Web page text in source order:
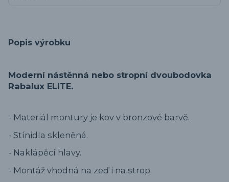
Popis výrobku
Moderní nástěnná nebo stropní dvoubodovka
Rabalux ELITE.
- Materiál montury je kov v bronzové barvě.
- Stínidla skleněná.
- Naklápěcí hlavy.
- Montáž vhodná na zeď i na strop.